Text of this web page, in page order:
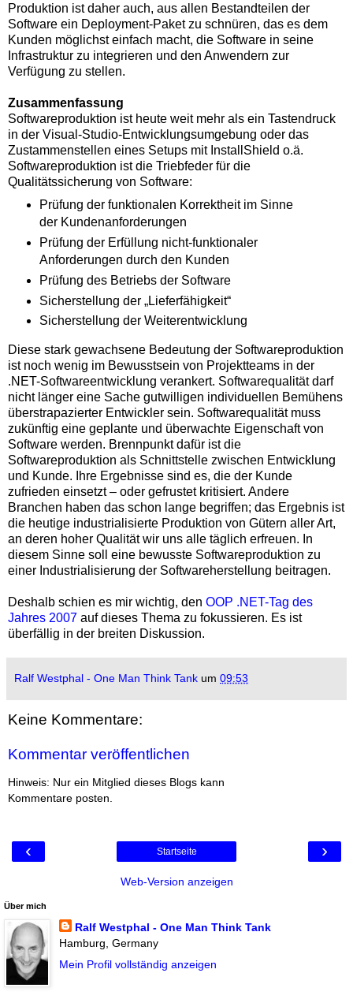
Produktion ist daher auch, aus allen Bestandteilen der
Software ein Deployment-Paket zu schnüren, das es dem
Kunden möglichst einfach macht, die Software in seine
Infrastruktur zu integrieren und den Anwendern zur
Verfügung zu stellen.
Zusammenfassung
Softwareproduktion ist heute weit mehr als ein Tastendruck
in der Visual-Studio-Entwicklungsumgebung oder das
Zustammenstellen eines Setups mit InstallShield o.ä.
Softwareproduktion ist die Triebfeder für die
Qualitätssicherung von Software:
Prüfung der funktionalen Korrektheit im Sinne
der Kundenanforderungen
Prüfung der Erfüllung nicht-funktionaler
Anforderungen durch den Kunden
Prüfung des Betriebs der Software
Sicherstellung der „Lieferfähigkeit“
Sicherstellung der Weiterentwicklung
Diese stark gewachsene Bedeutung der Softwareproduktion
ist noch wenig im Bewusstsein von Projektteams in der
.NET-Softwareentwicklung verankert. Softwarequalität darf
nicht länger eine Sache gutwilligen individuellen Bemühens
überstrapazierter Entwickler sein. Softwarequalität muss
zukünftig eine geplante und überwachte Eigenschaft von
Software werden. Brennpunkt dafür ist die
Softwareproduktion als Schnittstelle zwischen Entwicklung
und Kunde. Ihre Ergebnisse sind es, die der Kunde
zufrieden einsetzt – oder gefrustet kritisiert. Andere
Branchen haben das schon lange begriffen; das Ergebnis ist
die heutige industrialisierte Produktion von Gütern aller Art,
an deren hoher Qualität wir uns alle täglich erfreuen. In
diesem Sinne soll eine bewusste Softwareproduktion zu
einer Industrialisierung der Softwareherstellung beitragen.
Deshalb schien es mir wichtig, den OOP .NET-Tag des
Jahres 2007 auf dieses Thema zu fokussieren. Es ist
überfällig in der breiten Diskussion.
Ralf Westphal - One Man Think Tank um 09:53
Keine Kommentare:
Kommentar veröffentlichen
Hinweis: Nur ein Mitglied dieses Blogs kann
Kommentare posten.
‹ ›
Startseite
Web-Version anzeigen
Über mich
Ralf Westphal - One Man Think Tank
Hamburg, Germany
Mein Profil vollständig anzeigen